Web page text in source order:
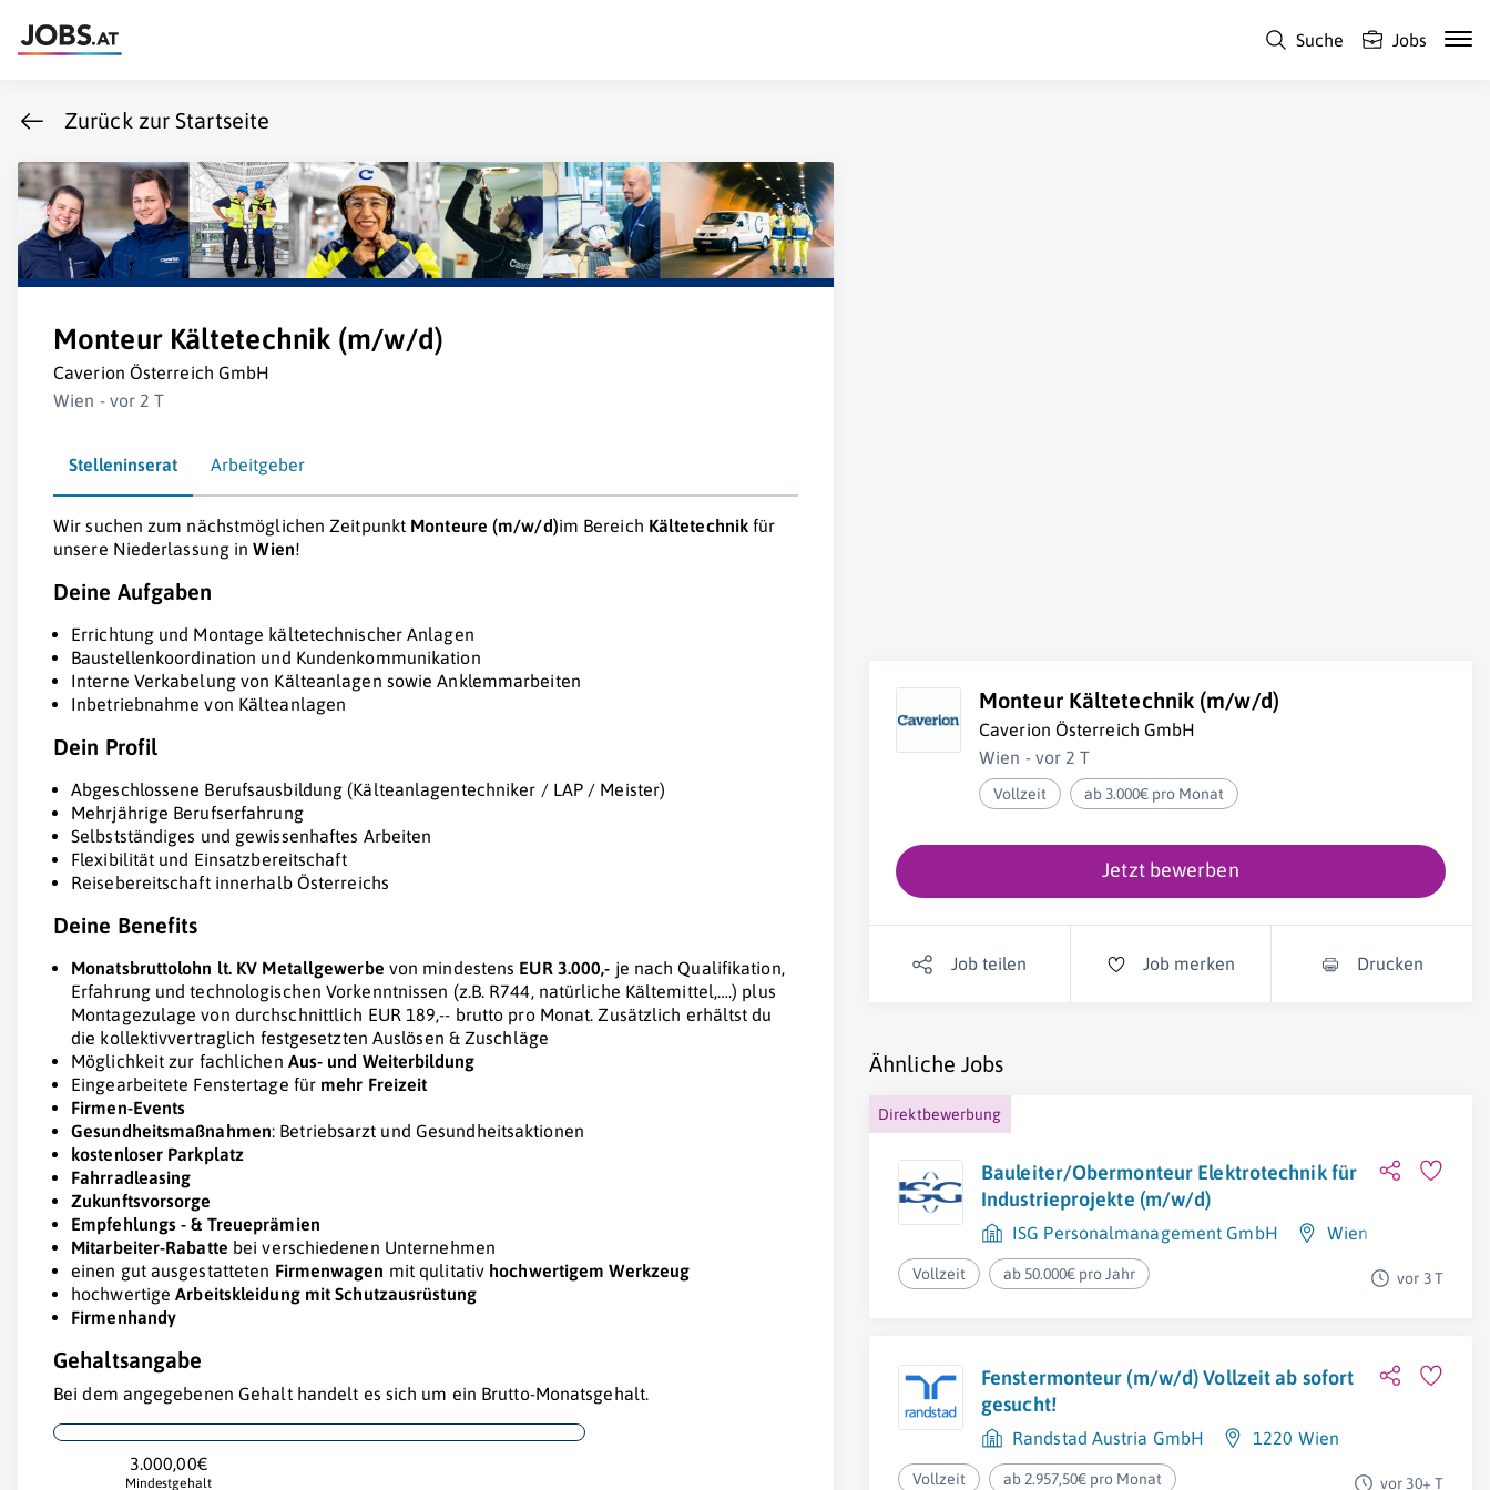
Suche Jobs
Zurück zur Startseite
Monteur Kältetechnik (m/w/d)
Caverion Österreich GmbH
Wien - vor 2 T
Stelleninserat Arbeitgeber
Wir suchen zum nächstmöglichen Zeitpunkt Monteure (m/w/d)im Bereich Kältetechnikfür
unsere Niederlassung inWien!
Deine Aufgaben
Errichtung und Montage kältetechnischer Anlagen
Baustellenkoordination und Kundenkommunikation
Interne Verkabelung von Kälteanlagen sowie Anklemmarbeiten
Inbetriebnahme von Kälteanlagen
Dein Profil
Abgeschlossene Berufsausbildung (Kälteanlagentechniker / LAP / Meister)
Mehrjährige Berufserfahrung
Selbstständiges und gewissenhaftes Arbeiten
Flexibilität und Einsatzbereitschaft
Reisebereitschaft innerhalb Österreichs
Deine Benefits
Monatsbruttolohn lt. KV Metallgewerbe von mindestens EUR 3.000,- je nach Qualifikation,
Erfahrung und technologischen Vorkenntnissen (z.B. R744, natürliche Kältemittel,….) plus
Montagezulage von durchschnittlich EUR 189,-- brutto pro Monat. Zusätzlich erhältst du
die kollektivvertraglich festgesetzten Auslösen & Zuschläge
Möglichkeit zur fachlichen Aus- und Weiterbildung
Eingearbeitete Fenstertage für mehr Freizeit
Firmen-Events
Gesundheitsmaßnahmen: Betriebsarzt und Gesundheitsaktionen
kostenloser Parkplatz
Fahrradleasing
Zukunftsvorsorge
Empfehlungs - & Treueprämien
Mitarbeiter-Rabatte bei verschiedenen Unternehmen
einen gut ausgestatteten Firmenwagen mit qulitativ hochwertigem Werkzeug
hochwertigeArbeitskleidung mit Schutzausrüstung
Firmenhandy
Gehaltsangabe
Bei dem angegebenen Gehalt handelt es sich um ein Brutto-Monatsgehalt.
3.000,00€
Mindestgehalt
Monteur Kältetechnik (m/w/d)
Caverion Österreich GmbH
Wien - vor 2 T
Vollzeit ab 3.000€ pro Monat
Jetzt bewerben
Job teilen Job merken Drucken
Ähnliche Jobs
Direktbewerbung
Bauleiter/Obermonteur Elektrotechnik für
Industrieprojekte (m/w/d)
ISG Personalmanagement GmbH Wien
Vollzeit ab 50.000€ pro Jahr vor 3 T
Fenstermonteur (m/w/d) Vollzeit ab sofort
gesucht!
Randstad Austria GmbH 1220 Wien
Vollzeit ab 2.957,50€ pro Monat vor 30+ T